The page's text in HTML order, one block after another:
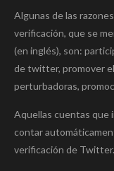
Algunas de las
verificación, que se
(en inglés), son:
de twitter, promover
perturbadoras,
Aquellas cuentas que
contar
verificación de Twitter.